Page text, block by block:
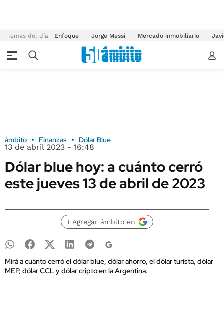
Temas del día Enfoque Jorge Messi Mercado inmobiliario
ámbito Finanzas Dólar Blue
13 de abril 2023 - 16:48
Dólar blue hoy: a cuánto cerró
este jueves 13 de abril de 2023
+ Agregar ámbito en
Mirá a cuánto cerró el dólar blue, dólar ahorro, el dólar turista, dólar
MEP, dólar CCL y dólar cripto en la Argentina.